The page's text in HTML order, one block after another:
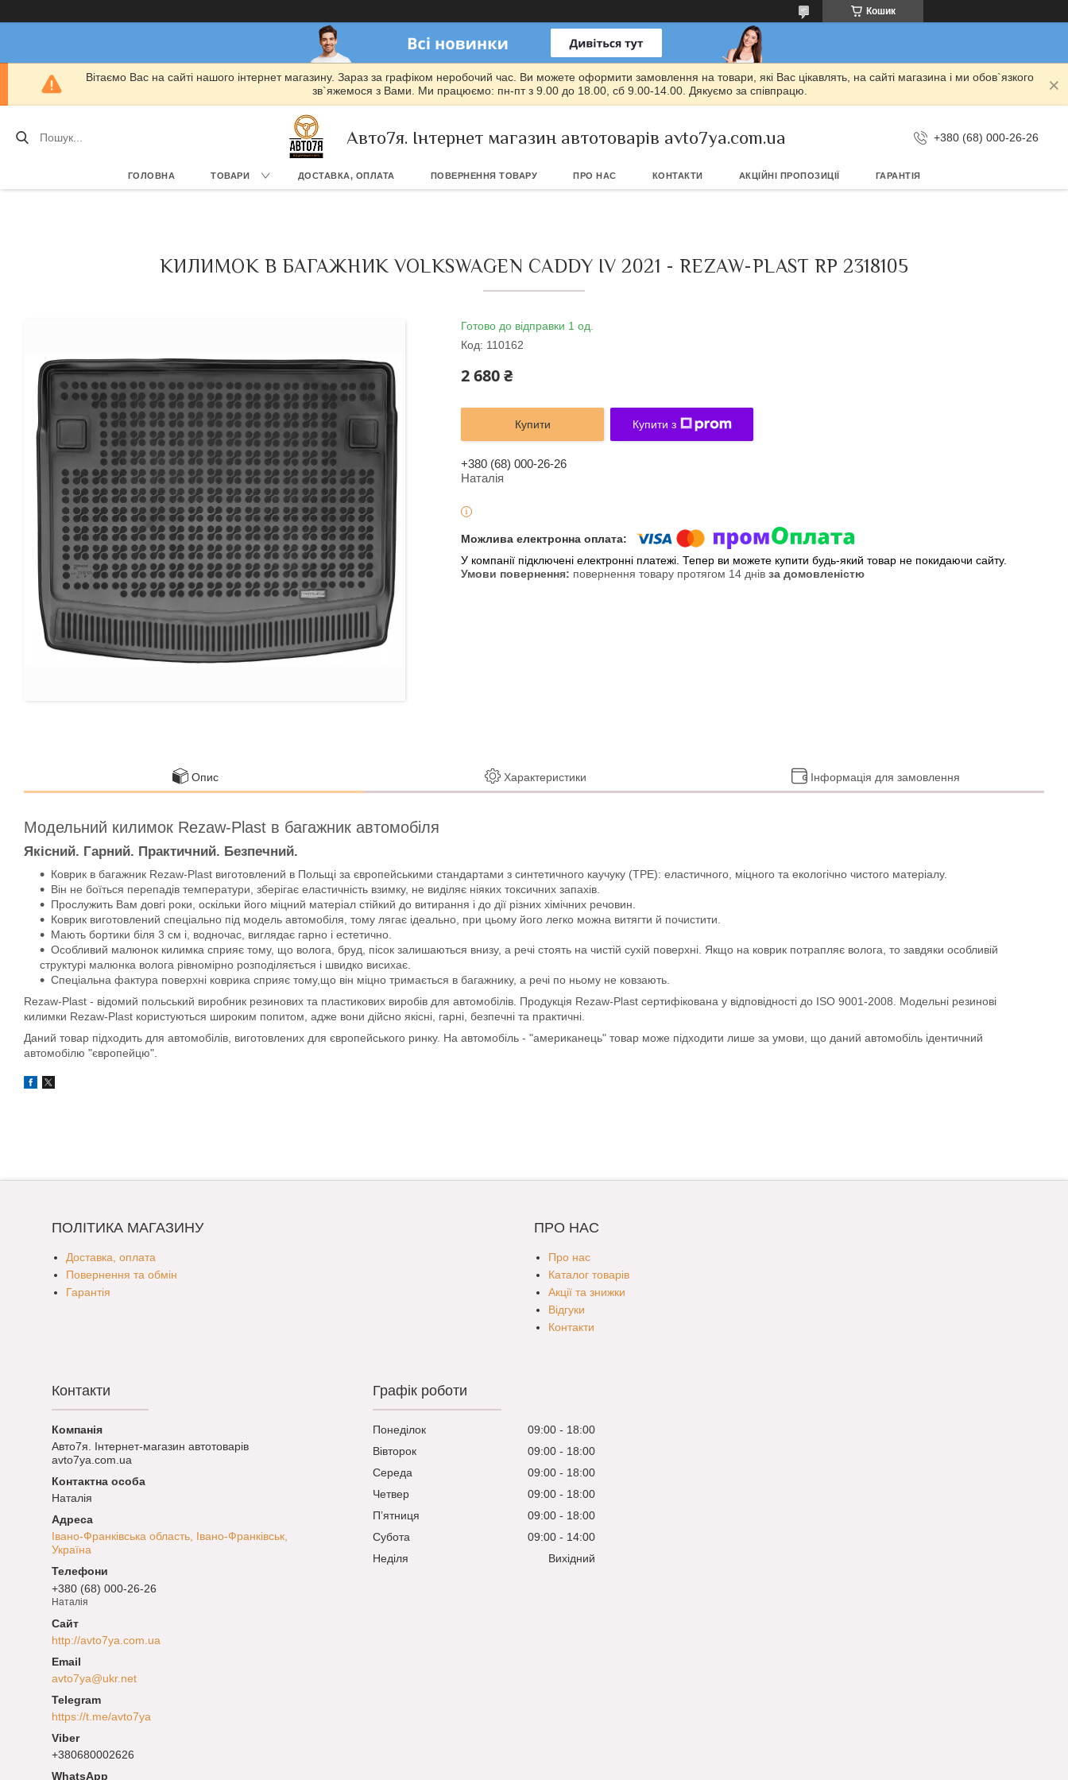
Кошик
Вітаємо Вас на сайті нашого інтернет магазину. Зараз за графіком неробочий час. Ви можете оформити замовлення на товари, які Вас цікавлять, на сайті магазина і ми обов`язкого
зв`яжемося з Вами. Ми працюємо: пн-пт з 9.00 до 18.00, сб 9.00-14.00. Дякуємо за співпрацю.
Авто7я. Інтернет магазин автотоварів avto7ya.com.ua +380 (68) 000-26-26
ГОЛОВНА ТОВАРИ ДОСТАВКА, ОПЛАТА ПОВЕРНЕННЯ ТОВАРУ ПРО НАС КОНТАКТИ АКЦІЙНІ ПРОПОЗИЦІЇ ГАРАНТІЯ
КИЛИМОК В БАГАЖНИК VOLKSWAGEN CADDY IV 2021 - REZAW-PLAST RP 2318105
Готово до відправки 1 од.
Код: 110162
2 680 ₴
Купити Купити з
+380 (68) 000-26-26
Наталія
У компанії підключені електронні платежі. Тепер ви можете купити будь-який товар не покидаючи сайту.
повернення товару протягом 14 днів за домовленістю
Опис Характеристики Інформація для замовлення
Модельний килимок Rezaw-Plast в багажник автомобіля
Якісний. Гарний. Практичний. Безпечний.
Коврик в багажник Rezaw-Plast виготовлений в Польщі за європейськими стандартами з синтетичного каучуку (ТРЕ): еластичного, міцного та екологічно чистого матеріалу.
Він не боїться перепадів температури, зберігає еластичність взимку, не виділяє ніяких токсичних запахів.
Прослужить Вам довгі роки, оскільки його міцний матеріал стійкий до витирання і до дії різних хімічних речовин.
Коврик виготовлений спеціально під модель автомобіля, тому лягає ідеально, при цьому його легко можна витягти й почистити.
Мають бортики біля 3 см і, водночас, виглядає гарно і естетично.
Особливий малюнок килимка сприяє тому, що волога, бруд, пісок залишаються внизу, а речі стоять на чистій сухій поверхні. Якщо на коврик потрапляє волога, то завдяки особливій
структурі малюнка волога рівномірно розподіляється і швидко висихає.
Спеціальна фактура поверхні коврика сприяє тому,що він міцно тримається в багажнику, а речі по ньому не ковзають.
Rezaw-Plast - відомий польський виробник резинових та пластикових виробів для автомобілів. Продукція Rezaw-Plast сертифікована у відповідності до ISO 9001-2008. Модельні резинові
килимки Rezaw-Plast користуються широким попитом, адже вони дійсно якісні, гарні, безпечні та практичні.
Даний товар підходить для автомобілів, виготовлених для європейського ринку. На автомобіль - "американець" товар може підходити лише за умови, що даний автомобіль ідентичний
автомобілю "європейцю".
ПОЛІТИКА МАГАЗИНУ
Доставка, оплата
Повернення та обмін
Гарантія
ПРО НАС
Про нас
Каталог товарів
Акції та знижки
Відгуки
Контакти
Контакти
Авто7я. Інтернет-магазин автотоварів
avto7ya.com.ua
Наталія
Івано-Франківська область, Івано-Франківськ,
Україна
+380 (68) 000-26-26
Наталія
http://avto7ya.com.ua
avto7ya@ukr.net
https://t.me/avto7ya
+380680002626
Графік роботи
Понеділок 09:00
18:00
Вівторок
09:00
18:00
Середа
09:00
18:00
Четвер
09:00
18:00
Пʼятниця
09:00
18:00
Субота
09:00
14:00
Неділя
Вихідний